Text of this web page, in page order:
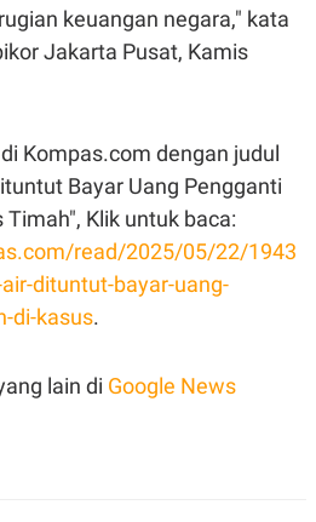
keuangan negara," kata
Jakarta Pusat, Kamis
Kompas.com dengan judul
Bayar Uang Pengganti
Timah", Klik untuk baca:
read/2025/05/22/1943
dituntut-bayar-uang-
di-kasus.
lain di Google News